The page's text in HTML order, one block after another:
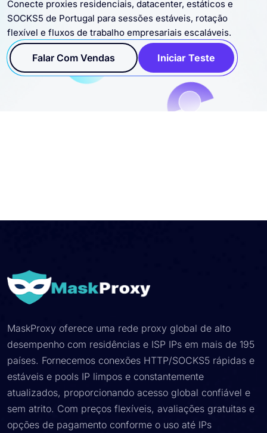
Conecte proxies residenciais, datacenter, estáticos e
SOCKS5 de Portugal para sessões estáveis, rotação
flexível e fluxos de trabalho empresariais escaláveis.
Falar Com Vendas Iniciar Teste
MaskProxy oferece uma rede proxy global de alto
desempenho com residências e ISP IPs em mais de 195
países. Fornecemos conexões HTTP/SOCKS5 rápidas e
estáveis ​​e pools IP limpos e constantemente
atualizados, proporcionando acesso global confiável e
sem atrito. Com preços flexíveis, avaliações gratuitas e
opções de pagamento conforme o uso até IPs